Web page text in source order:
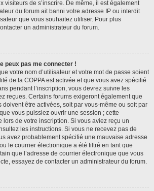
visiteurs de s’inscrire. De même, il est également
du forum ait banni votre adresse IP ou interdit
que vous souhaitez utiliser. Pour plus
un administrateur du forum.
peux pas me connecter !
votre nom d’utilisateur et votre mot de passe soient
de la COPPA est activée et que vous avez spécifié
pendant l’inscription, vous devrez suivre les
reçues. Certains forums exigeront également que
doivent être activées, soit par vous-même ou soit par
vous puissiez ouvrir une session ; cette
lors de votre inscription. Si vous aviez reçu un
les instructions. Si vous ne recevez pas de
avez probablement spécifié une mauvaise adresse
le courrier électronique a été filtré en tant que
que l’adresse de courrier électronique que vous
essayez de contacter un administrateur du forum.